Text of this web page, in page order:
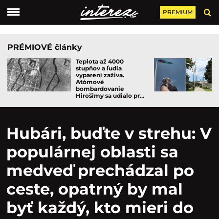
PREMIUM
PRÉMIOVÉ články
Teplota až 4000
stupňov a ľudia
vyparení zaživa.
Atómové
bombardovanie
Hirošimy sa udialo pr...
Hubári, buďte v strehu: V
populárnej oblasti sa
medveď prechádzal po
ceste, opatrný by mal
byť každý, kto mieri do